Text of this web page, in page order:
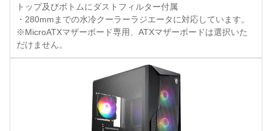
トップ及びボトムにダストフィルター付属
・280mmまでの水冷クーラーラジエータに対応しています。
※MicroATXマザーボード専用、ATXマザーボードは選択いた
だけません。